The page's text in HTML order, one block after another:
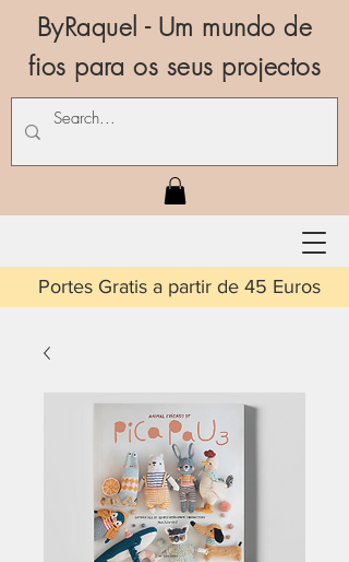
ByRaquel - Um mundo de
fios para os seus projectos
a partir de 45 Euros